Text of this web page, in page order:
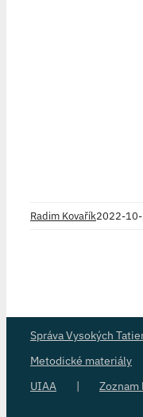
Radim Kovařík2022-
Správa Vysokých
Metodické materiály
UIAA
Zoznam